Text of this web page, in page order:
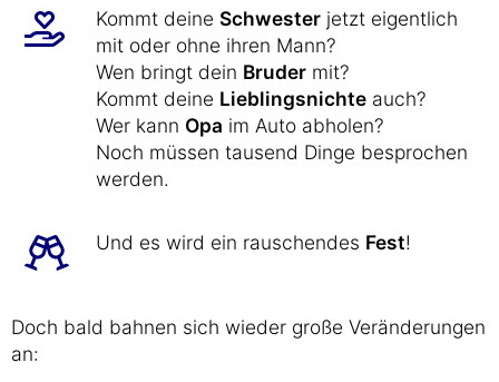
Kommt deine Schwester jetzt eigentlich
mit oder ohne ihren Mann?
Wen bringt dein Bruder mit?
Kommt deine Lieblingsnichte auch?
Wer kann Opa im Auto abholen?
Noch müssen tausend Dinge besprochen
werden.
Und es wird ein rauschendes Fest!
Doch bald bahnen sich wieder große Veränderungen
an: